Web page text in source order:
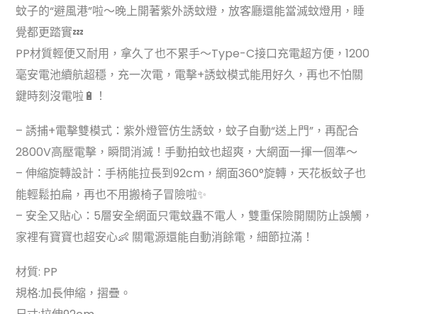
蚊子的“避風港”啦～晚上開著紫外誘蚊燈，放客廳還能當滅蚊燈用，睡
覺都更踏實💤
PP材質輕便又耐用，拿久了也不累手～Type-C接口充電超方便，1200
毫安電池續航超穩，充一次電，電擊+誘蚊模式能用好久，再也不怕關
鍵時刻沒電啦🔋！
– 誘捕+電擊雙模式：紫外燈管仿生誘蚊，蚊子自動“送上門”，再配合
2800V高壓電擊，瞬間消滅！手動拍蚊也超爽，大網面一揮一個準～
– 伸縮旋轉設計：手柄能拉長到92cm，網面360°旋轉，天花板蚊子也
能輕鬆拍扁，再也不用搬椅子冒險啦✨
– 安全又貼心：5層安全網面只電蚊蟲不電人，雙重保險開關防止誤觸，
家裡有寶寶也超安心👶 關電源還能自動消餘電，細節拉滿！
材質: PP
規格:加長伸縮，摺疊。